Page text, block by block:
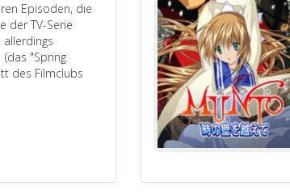
Episoden, die
der TV-Serie
allerdings
(das "Spring
des Filmclubs